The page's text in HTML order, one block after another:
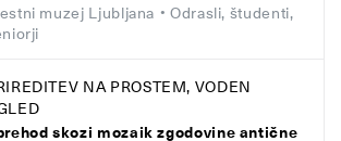
muzej Ljubljana • Odrasli, študenti,
NA PROSTEM, VODEN
skozi mozaik zgodovine antične